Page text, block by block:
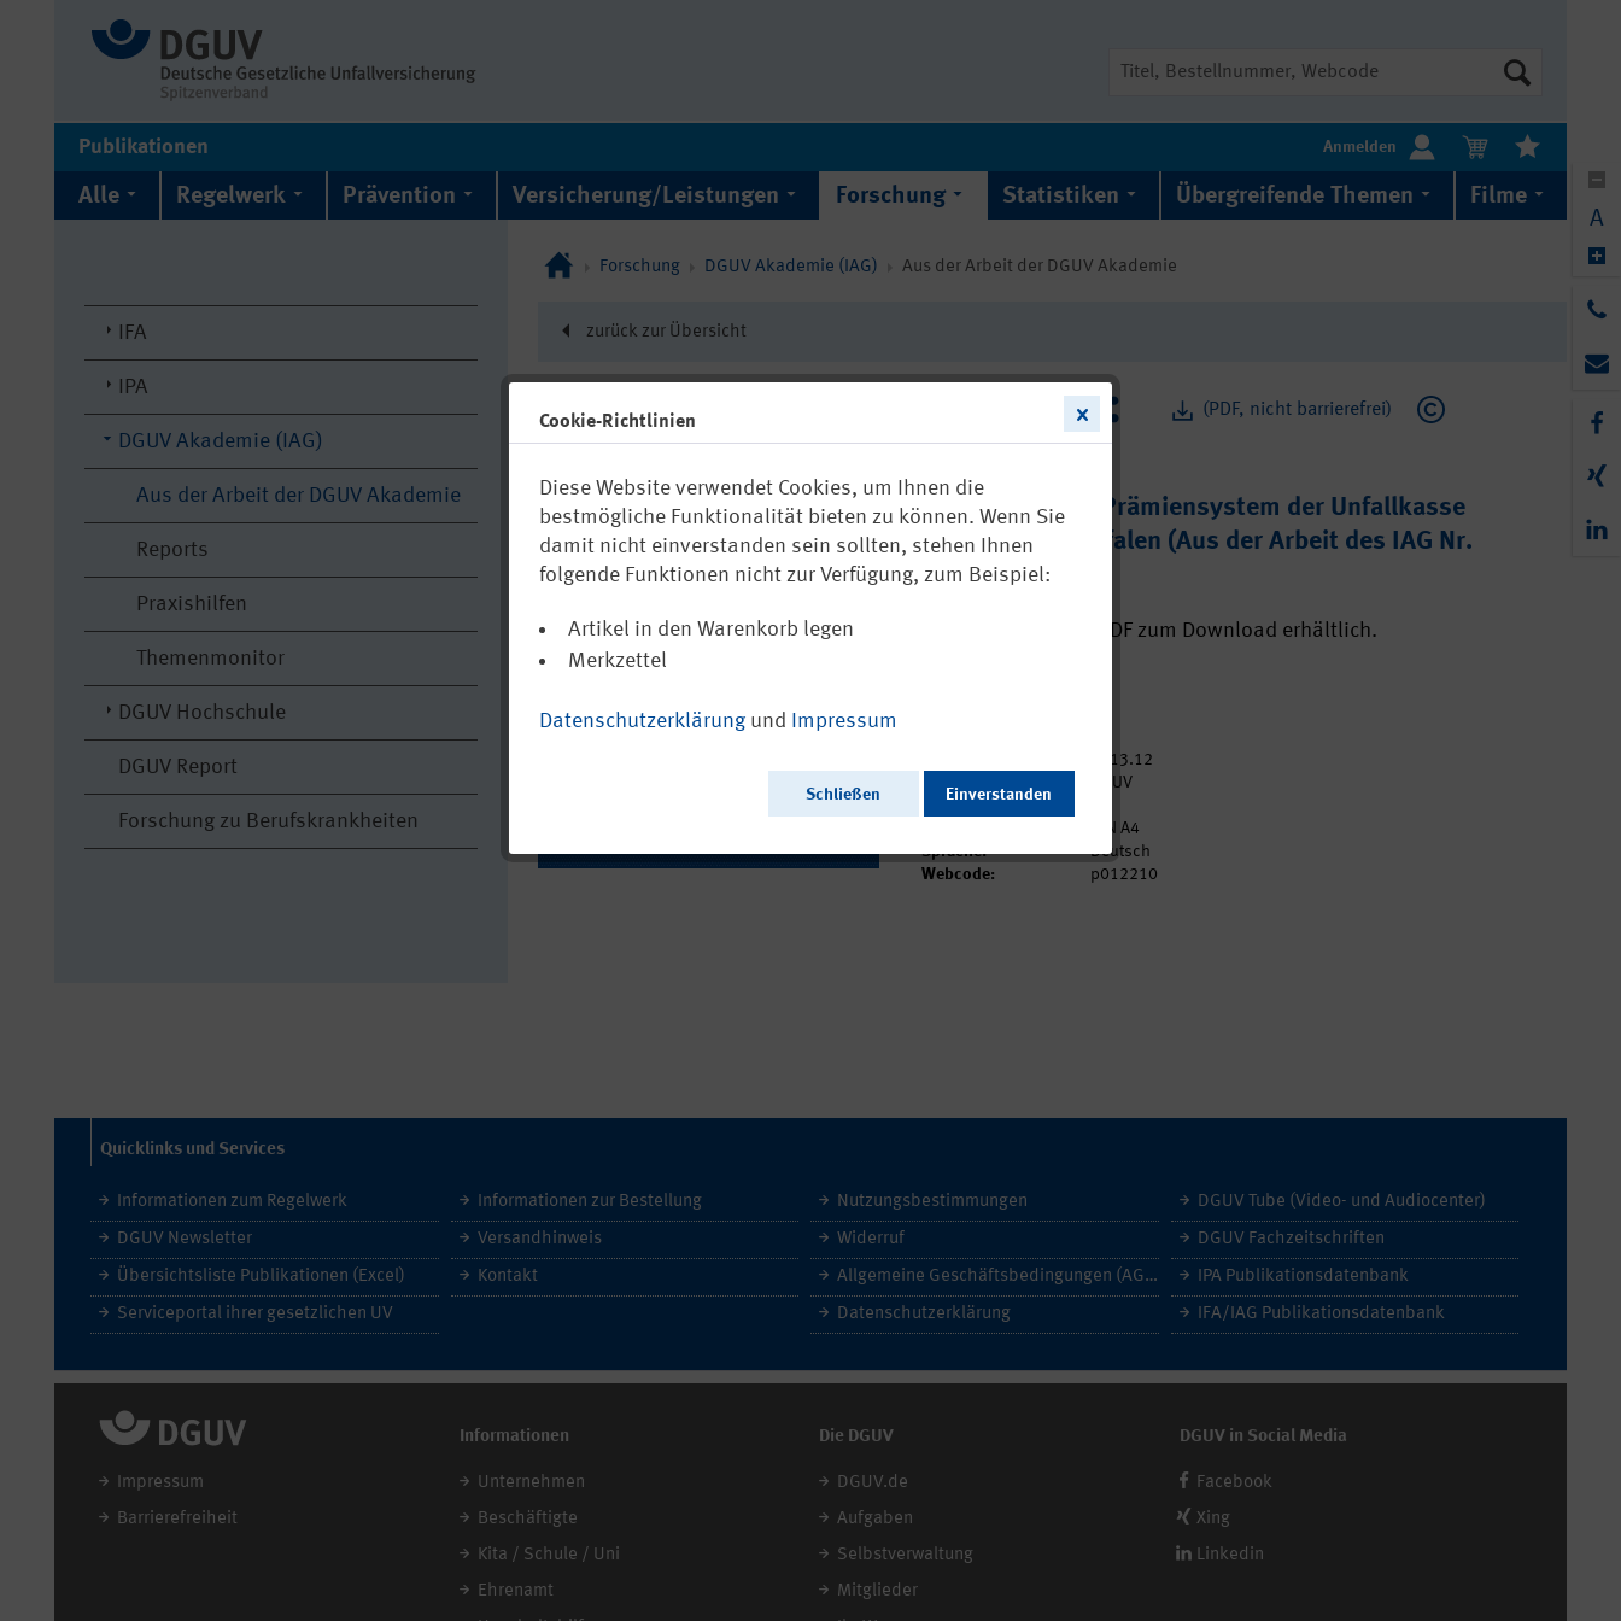
Publikationen Anmelden
Alle Regelwerk Prävention Versicherung/Leistungen Forschung Statistiken Übergreifende Themen Filme
IFA
IPA
DGUV Akademie (IAG)
Aus der Arbeit der DGUV Akademie
Reports
Praxishilfen
Themenmonitor
DGUV Hochschule
DGUV Report
Forschung zu Berufskrankheiten
Forschung DGUV Akademie (IAG) Aus der Arbeit der DGUV Akademie
zurück zur Übersicht
(PDF, nicht barrierefrei)
Befragung zum Prämiensystem der Unfallkasse
Nordrhein-Westfalen (Aus der Arbeit des IAG Nr.
3064)
Ausschließlich als PDF zum Download erhältlich.
2013.12
DGUV
DIN A4
Sprache:
Deutsch
Webcode:
p012210
Quicklinks und Services
Informationen zum Regelwerk
DGUV Newsletter
Übersichtsliste Publikationen (Excel)
Serviceportal ihrer gesetzlichen UV
Informationen zur Bestellung
Versandhinweis
Kontakt
Nutzungsbestimmungen
Widerruf
Allgemeine Geschäftsbedingungen (AGB)
Datenschutzerklärung
DGUV Tube (Video- und Audiocenter)
DGUV Fachzeitschriften
IPA Publikationsdatenbank
IFA/IAG Publikationsdatenbank
Impressum
Barrierefreiheit
Informationen
Unternehmen
Beschäftigte
Kita / Schule / Uni
Ehrenamt
Die DGUV
DGUV.de
Aufgaben
Selbstverwaltung
Mitglieder
DGUV in Social Media
Facebook
Xing
Linkedin
A
Cookie-Richtlinien
Diese Website verwendet Cookies, um Ihnen die
bestmögliche Funktionalität bieten zu können. Wenn Sie
damit nicht einverstanden sein sollten, stehen Ihnen
folgende Funktionen nicht zur Verfügung, zum Beispiel:
Artikel in den Warenkorb legen
Merkzettel
Datenschutzerklärung und Impressum
Schließen Einverstanden